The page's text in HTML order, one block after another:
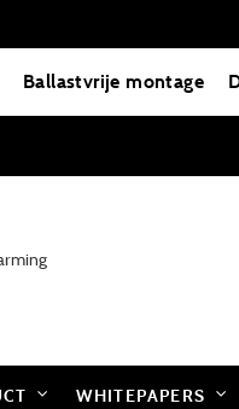
Ballastvrije montage
WHITEPAPERS